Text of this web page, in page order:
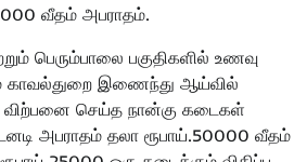
வீதம் அபராதம்.
பெரும்பாலை பகுதிகளில் உணவு
காவல்துறை இணைந்து ஆய்வில்
விற்பனை செய்த நான்கு கடைகள்
அபராதம் தலா ரூபாய்.50000 வீதம்